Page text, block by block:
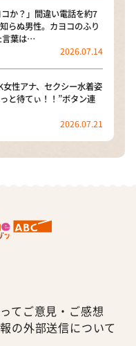
か？」間違い電話を約7
らぬ男性。カヨコのふり
言葉は…
2026.07.14
女性アナ、セクシー水着姿
と待てぃ！！”ボタン連
2026.07.21
て ご意見・ご感想
の外部送信について